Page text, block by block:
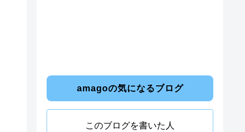
amagoの気になるブログ
このブログを書いた人